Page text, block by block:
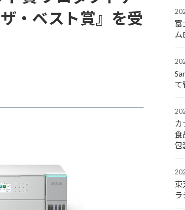
・ベスト賞』を受
富
て
食
包
東
ラ